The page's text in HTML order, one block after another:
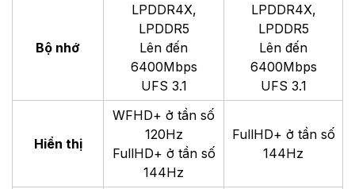
Bộ nhớ
LPDDR4X,
LPDDR5
Lên đến
6400Mbps
UFS 3.1
LPDDR4X,
LPDDR5
Lên đến
6400Mbps
UFS 3.1
Hiển thị
WFHD+ ở tần số
120Hz
FullHD+ ở tần số
144Hz
FullHD+ ở tần số
144Hz